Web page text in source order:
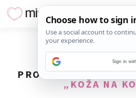
PRONAĐENO4
„KOŽA NA
Sign in